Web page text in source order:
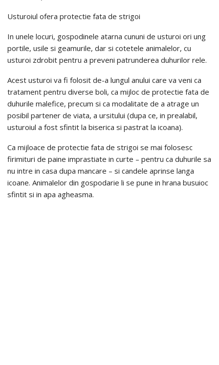
Usturoiul ofera protectie fata de strigoi
In unele locuri, gospodinele atarna cununi de usturoi ori ung
portile, usile si geamurile, dar si cotetele animalelor, cu
usturoi zdrobit pentru a preveni patrunderea duhurilor rele.
Acest usturoi va fi folosit de-a lungul anului care va veni ca
tratament pentru diverse boli, ca mijloc de protectie fata de
duhurile malefice, precum si ca modalitate de a atrage un
posibil partener de viata, a ursitului (dupa ce, in prealabil,
usturoiul a fost sfintit la biserica si pastrat la icoana).
Ca mijloace de protectie fata de strigoi se mai folosesc
firimituri de paine imprastiate in curte – pentru ca duhurile sa
nu intre in casa dupa mancare – si candele aprinse langa
icoane. Animalelor din gospodarie li se pune in hrana busuioc
sfintit si in apa agheasma.